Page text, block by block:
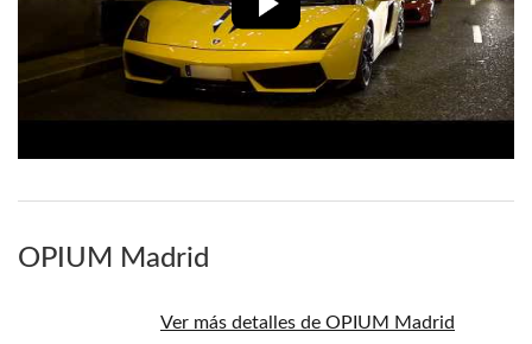
OPIUM Madrid
Ver más detalles de OPIUM Madrid